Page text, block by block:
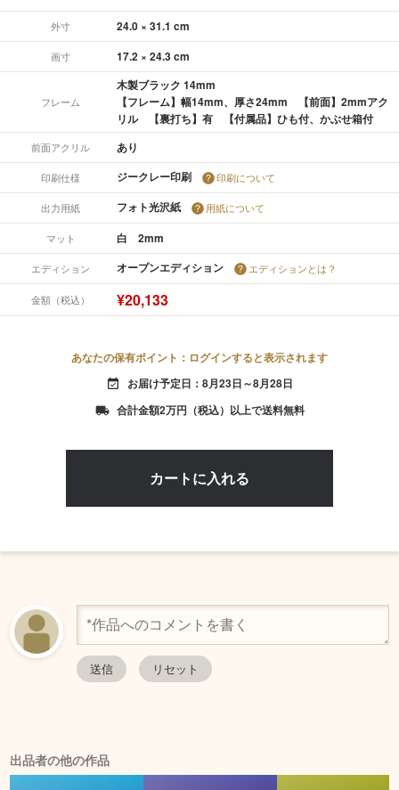
外寸 24.0 × 31.1 cm
画寸 17.2 × 24.3 cm
フレーム
木製ブラック 14mm
【フレーム】幅14mm、厚さ24mm 【前面】2mmアク
リル 【裏打ち】有 【付属品】ひも付、かぶせ箱付
前面アクリル あり
印刷仕様 ジークレー印刷 印刷について
出力用紙 フォト光沢紙 用紙について
マット 白 2mm
エディション オープンエディション エディションとは？
金額（税込） ¥20,133
あなたの保有ポイント：ログインすると表示されます
event_available お届け予定日：8月23日～8月28日
local_shipping 合計金額2万円（税込）以上で送料無料
出品者の他の作品